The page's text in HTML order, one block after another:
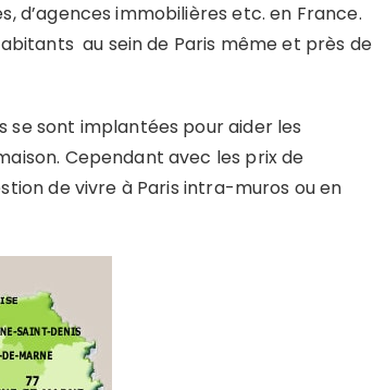
d’agences immobilières etc. en France.
au sein de Paris même et près de
se sont implantées pour aider les
Cependant avec les prix de
de vivre à Paris intra-muros ou en